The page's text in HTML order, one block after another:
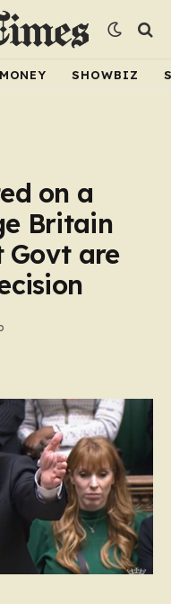
MONEY SHOWBIZ
on a
Britain
Govt are